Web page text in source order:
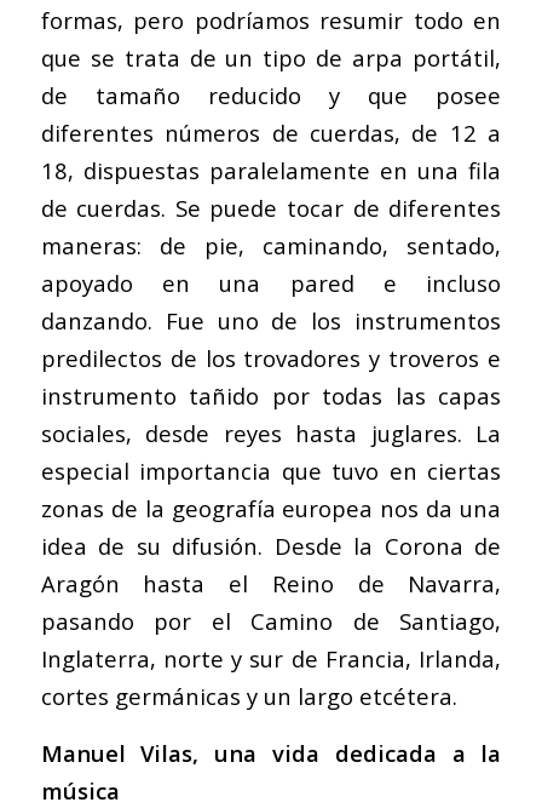
formas, pero podríamos resumir todo en
que se trata de un tipo de arpa portátil,
de tamaño reducido y que posee
diferentes números de cuerdas, de 12 a
18, dispuestas paralelamente en una fila
de cuerdas. Se puede tocar de diferentes
maneras: de pie, caminando, sentado,
apoyado en una pared e incluso
danzando. Fue uno de los instrumentos
predilectos de los trovadores y troveros e
instrumento tañido por todas las capas
sociales, desde reyes hasta juglares. La
especial importancia que tuvo en ciertas
zonas de la geografía europea nos da una
idea de su difusión. Desde la Corona de
Aragón hasta el Reino de Navarra,
pasando por el Camino de Santiago,
Inglaterra, norte y sur de Francia, Irlanda,
cortes germánicas y un largo etcétera.
Manuel Vilas, una vida dedicada a la
música